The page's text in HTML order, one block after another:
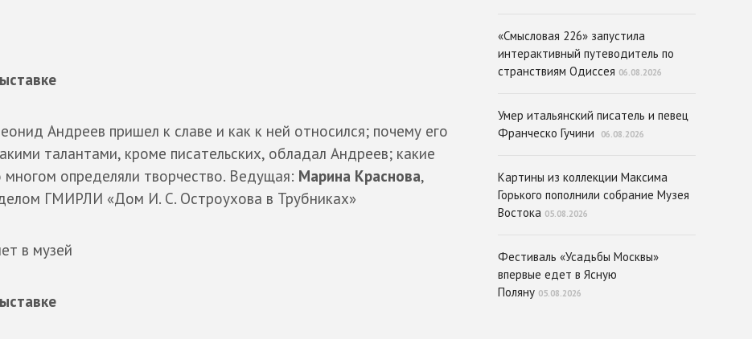
Андреев пришел к славе и как к ней относился; почему его
талантами, кроме писательских, обладал Андреев; какие
определяли творчество. Ведущая: Марина Краснова,
ГМИРЛИ «Дом И. С. Остроухова в Трубниках»
в музей
«Смысловая 226» запустила
интерактивный путеводитель по
странствиям Одиссея 06.08.2026
Умер итальянский писатель и певец
Франческо Гучини
06.08.2026
Картины из коллекции Максима
Горького пополнили собрание Музея
Востока 05.08.2026
Фестиваль «Усадьбы Москвы»
впервые едет в Ясную
Поляну 05.08.2026